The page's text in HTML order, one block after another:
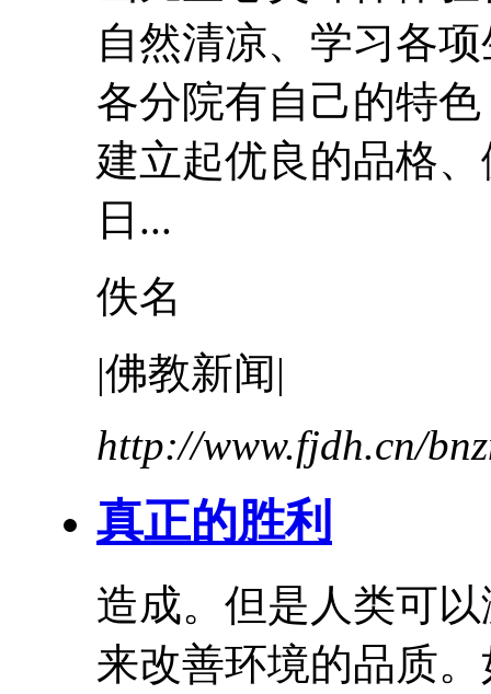
自然清凉、学习各
各分院有自己的特
建立起优良的品格
日...
佚名
|佛教新闻|
http://www.fjdh.cn/
真正的胜利
造成。但是人类可
来改善环境的品质